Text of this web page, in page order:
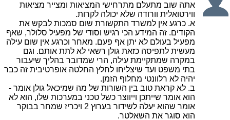
אתה שוב מתעלם מתרחישי המציאות ומצייר מציאות
ווירטואלית וורודה שלא יכולה לקרות.
א. כרגע אין למשרד התקשורת שום סמכות לבקש את
הקודים. זה המידע הכי רגיש וסודי של מפעיל סלולר, שאף
מפעיל בעולם לא יתן אף פעם. מאחר וכרגע אין שום עילה
מעשית לתפיסה כזאת גולן רשאי לא לתת אותם. וגם
במקרה שמתקיימת עילה, הרי שמדובר בהליך שיעבור
בתי משפט ועד שיצליחו לחלץ החלטה אופרטיבית זה כבר
יהיה לא רלוונטי מחלוף הזמן.
ב. לא קראת טוב בין השורות של מה שמיכאל גולן אומר -
הוא אומר שייתכן וייווצר כשל טכני במערכות שלו, הוא לא
אומר שהוא יעלה לשידור בערוץ 2 ויכריז שמחר בבוקר
הוא סוגר את השאלטר.